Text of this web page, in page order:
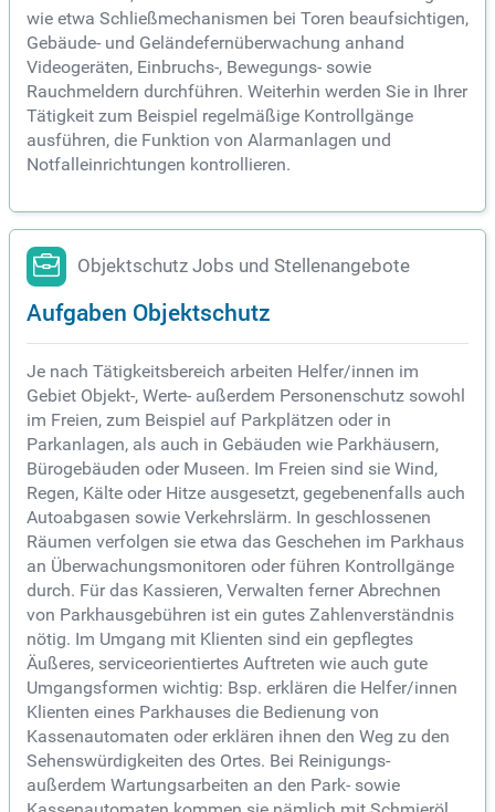
wie etwa Schließmechanismen bei Toren beaufsichtigen,
Gebäude- und Geländefernüberwachung anhand
Videogeräten, Einbruchs-, Bewegungs- sowie
Rauchmeldern durchführen. Weiterhin werden Sie in Ihrer
Tätigkeit zum Beispiel regelmäßige Kontrollgänge
ausführen, die Funktion von Alarmanlagen und
Notfalleinrichtungen kontrollieren.
Objektschutz Jobs und Stellenangebote
Aufgaben Objektschutz
Je nach Tätigkeitsbereich arbeiten Helfer/innen im
Gebiet Objekt-, Werte- außerdem Personenschutz sowohl
im Freien, zum Beispiel auf Parkplätzen oder in
Parkanlagen, als auch in Gebäuden wie Parkhäusern,
Bürogebäuden oder Museen. Im Freien sind sie Wind,
Regen, Kälte oder Hitze ausgesetzt, gegebenenfalls auch
Autoabgasen sowie Verkehrslärm. In geschlossenen
Räumen verfolgen sie etwa das Geschehen im Parkhaus
an Überwachungsmonitoren oder führen Kontrollgänge
durch. Für das Kassieren, Verwalten ferner Abrechnen
von Parkhausgebühren ist ein gutes Zahlenverständnis
nötig. Im Umgang mit Klienten sind ein gepflegtes
Äußeres, serviceorientiertes Auftreten wie auch gute
Umgangsformen wichtig: Bsp. erklären die Helfer/innen
Klienten eines Parkhauses die Bedienung von
Kassenautomaten oder erklären ihnen den Weg zu den
Sehenswürdigkeiten des Ortes. Bei Reinigungs-
außerdem Wartungsarbeiten an den Park- sowie